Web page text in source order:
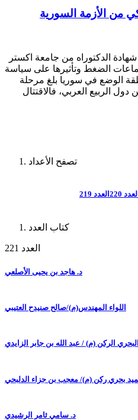
من الأزمة السورية
الدكتوراه من جامعة اكستر
الضغط وتأثيرها على سياسة
الوضع في سوريا بلغ مرحلة
دول الربيع العربي، فالاقتتال
تصفح الأعداد
العدد 220 العدد 219
كتاب العدد
العدد 221
د. هاجد بن يحيى الأصلعي
اللواء المهندس(م)/صالح صنيدح العتيبي
البحري الركن (م) / عبد الله بن جابر الزايدي
بحري ركن (م)/ معجب بن جزاء الدلبحي
د. سامي ثامر الرشيدي